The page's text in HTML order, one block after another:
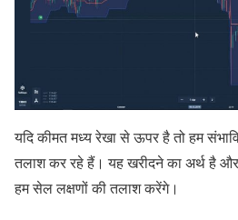
यदि कीमत मध्य रेखा से ऊपर है तो हम
तलाश कर रहे हैं। यह खरीदने का अर्थ है
हम सेल लक्षणों की तलाश करेंगे।